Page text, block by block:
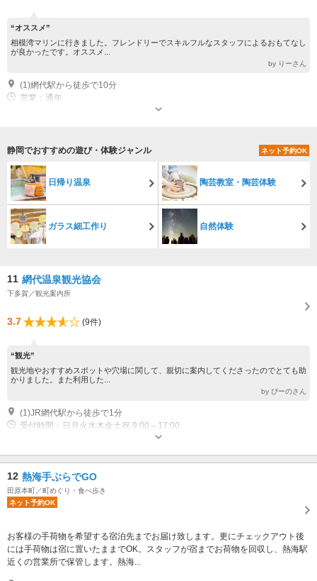
“オススメ”
相模湾マリンに行きました。フレンドリーでスキルフルなスタッフによるおもてなし
が良かったです。オススメ...
by りーさん
(1)網代駅から徒歩で10分
営業：通年
静岡でおすすめの遊び・体験ジャンル ネット予約OK
日帰り温泉 陶芸教室・陶芸体験
ガラス細工作り 自然体験
11 網代温泉観光協会
下多賀／観光案内所
3.7 (9件)
“観光”
観光地やおすすめスポットや穴場に関して、親切に案内してくださったのでとても助
かりました。また利用した...
by ぴーのさん
(1)JR網代駅から徒歩で1分
受付時間：日月火水木金土祝 9:00～17:00
12 熱海手ぶらでGO
田原本町／町めぐり・食べ歩き
ネット予約OK
お客様の手荷物を希望する宿泊先までお届け致します。更にチェックアウト後
には手荷物は宿に置いたままでOK。スタッフが宿までお荷物を回収し、熱海駅
近くの営業所で保管します。熱海...